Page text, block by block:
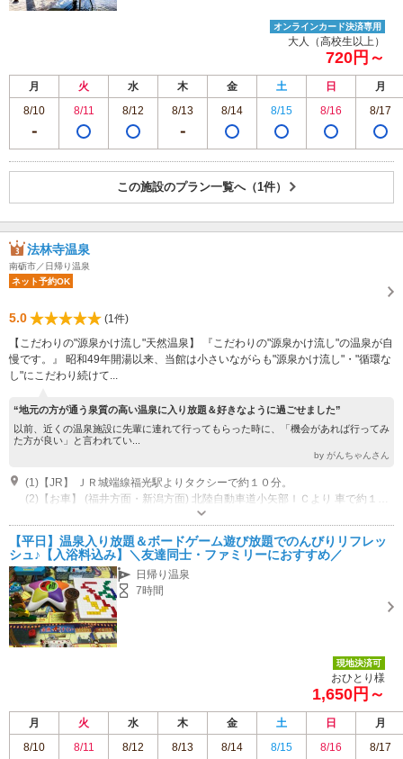
オンラインカード決済専用
大人（高校生以上）
720円～
月 火 水 木 金 土 日
月
8/10
8/11 8/12 8/13 8/14 8/15 8/16 8/17
この施設のプラン一覧へ（1件）
法林寺温泉
南砺市／日帰り温泉
ネット予約OK
5.0
(1件)
【こだわりの"源泉かけ流し"天然温泉】 『こだわりの"源泉かけ流し"の温泉が自
慢です。』 昭和49年開湯以来、当館は小さいながらも"源泉かけ流し"・"循環な
し"にこだわり続けて...
“地元の方が通う泉質の高い温泉に入り放題＆好きなように過ごせました”
以前、近くの温泉施設に先輩に連れて行ってもらった時に、「機会があれば行ってみ
た方が良い」と言われてい...
by がんちゃんさん
(1)【JR】 ＪＲ城端線福光駅よりタクシーで約１０分。
【平日】温泉入り放題＆ボードゲーム遊び放題でのんびりリフレッ
シュ♪【入浴料込み】＼友達同士・ファミリーにおすすめ／
日帰り温泉
7時間
現地決済可
おひとり様
1,650円～
月 火 水 木 金 土 日
月
8/10
8/11 8/12 8/13 8/14 8/15 8/16 8/17